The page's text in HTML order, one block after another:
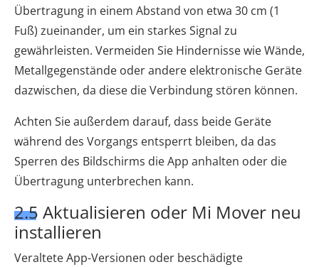
Übertragung in einem Abstand von etwa 30 cm (1
Fuß) zueinander, um ein starkes Signal zu
gewährleisten. Vermeiden Sie Hindernisse wie Wände,
Metallgegenstände oder andere elektronische Geräte
dazwischen, da diese die Verbindung stören können.
Achten Sie außerdem darauf, dass beide Geräte
während des Vorgangs entsperrt bleiben, da das
Sperren des Bildschirms die App anhalten oder die
Übertragung unterbrechen kann.
2.5 Aktualisieren oder Mi Mover neu
installieren
Veraltete App-Versionen oder beschädigte